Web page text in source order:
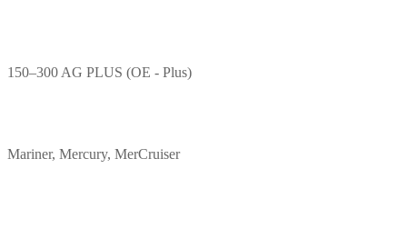
150–300 AG PLUS (OE - Plus)
Mariner, Mercury, MerCruiser